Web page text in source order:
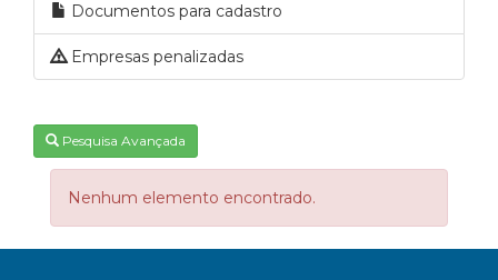
Documentos para cadastro
Empresas penalizadas
Pesquisa Avançada
Nenhum elemento encontrado.